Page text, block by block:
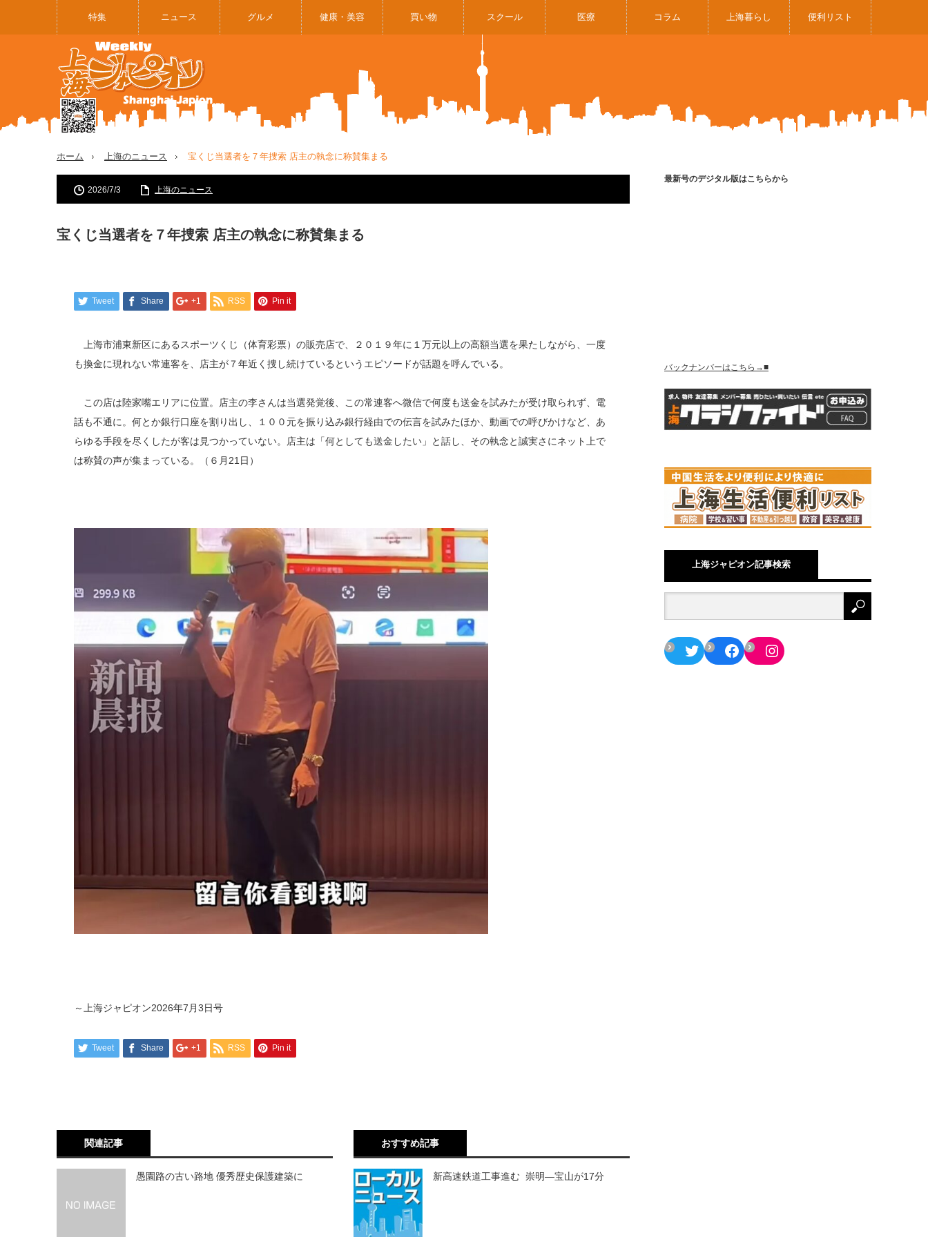
特集 ニュース グルメ 健康・美容 買い物 スクール 医療 コラム 上海暮らし 便利リスト
ホーム 上海のニュース 宝くじ当選者を７年捜索 店主の執念に称賛集まる
2026/7/3 上海のニュース
宝くじ当選者を７年捜索 店主の執念に称賛集まる
Tweet Share +1 RSS Pin it
上海市浦東新区にあるスポーツくじ（体育彩票）の販売店で、２０１９年に１万元以上の高額当選を果たしながら、一度
も換金に現れない常連客を、店主が７年近く捜し続けているというエピソードが話題を呼んでいる。
この店は陸家嘴エリアに位置。店主の李さんは当選発覚後、この常連客へ微信で何度も送金を試みたが受け取られず、電
話も不通に。何とか銀行口座を割り出し、１００元を振り込み銀行経由での伝言を試みたほか、動画での呼びかけなど、あ
らゆる手段を尽くしたが客は見つかっていない。店主は「何としても送金したい」と話し、その執念と誠実さにネット上で
は称賛の声が集まっている。（６月21日）
～上海ジャピオン2026年7月3日号
Tweet Share +1 RSS Pin it
関連記事
愚園路の古い路地 優秀歴史保護建築に
おすすめ記事
新高速鉄道工事進む 崇明―宝山が17分
最新号のデジタル版はこちらから
バックナンバーはこちら→■
上海ジャピオン記事検索
TwitterFacebookInstagram